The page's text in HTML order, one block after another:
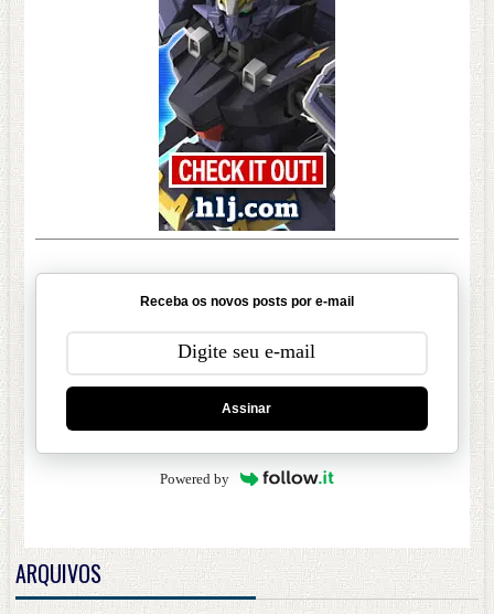
Receba os novos posts por e-mail
Assinar
Powered by
ARQUIVOS